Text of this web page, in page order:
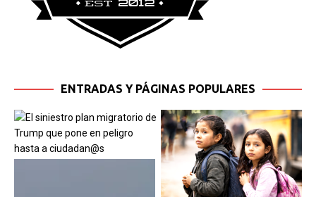
ENTRADAS Y PÁGINAS POPULARES